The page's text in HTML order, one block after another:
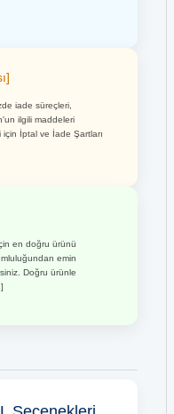
iade süreçleri,
ilgili maddeleri
İptal ve İade Şartları
en doğru ürünü
emin
Doğru ürünle